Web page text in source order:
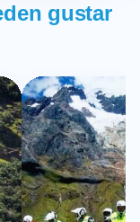
gustar